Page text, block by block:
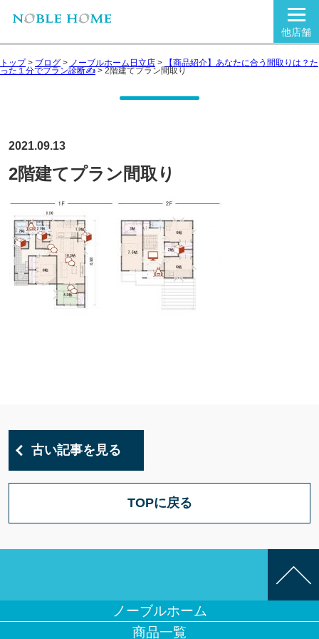
他店舗
トップ> ブログ > ノーブルホーム日立店 > 【商品紹介】あなたに合う間取りは？た
った１分でプラン診断✍ > 2階建てプラン間取り
2021.09.13
2階建てプラン間取り
古い記事を見る
TOPに戻る
ノーブルホーム
商品一覧